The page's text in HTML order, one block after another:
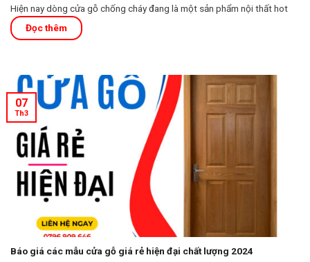
Hiện nay dòng cửa gỗ chống cháy đang là một sản phẩm nội thất hot
Báo giá các mẫu cửa gỗ giá rẻ hiện đại chất lượng 2024
07
Th3